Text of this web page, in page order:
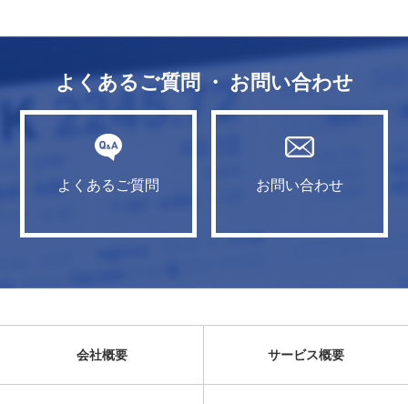
よくあるご質問 ・ お問い合わせ
よくあるご質問 お問い合わせ
会社概要 サービス概要